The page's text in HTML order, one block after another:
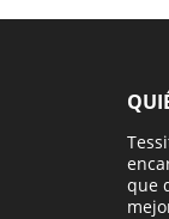
que